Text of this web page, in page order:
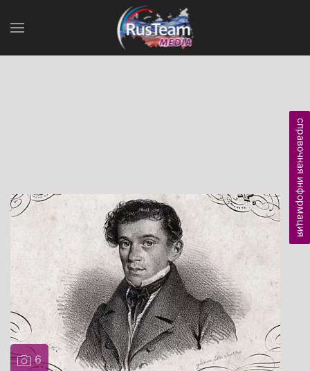
6
справочная информация